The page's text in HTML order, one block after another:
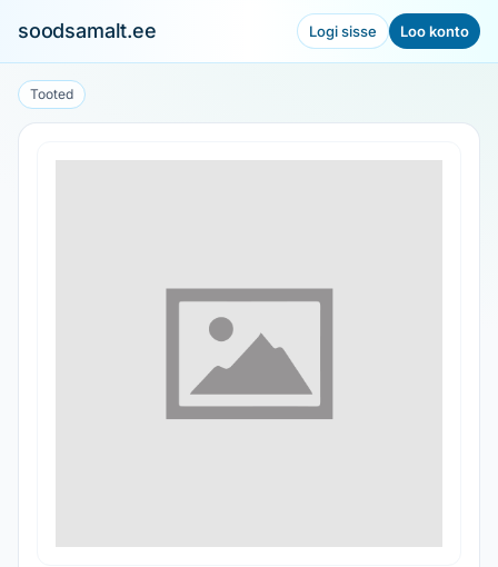
soodsamalt.ee Logi sisse Loo konto
Tooted